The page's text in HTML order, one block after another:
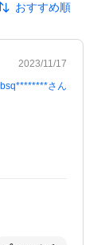
おすすめ順
2023/11/17
bsq********さん